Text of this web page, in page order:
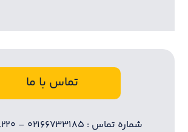
تماس با ما
شماره تماس : ۰۲۱۶۶۷۳۳۱۸۵ – ۰۲۱۶۶۷۲۸۲۲۰